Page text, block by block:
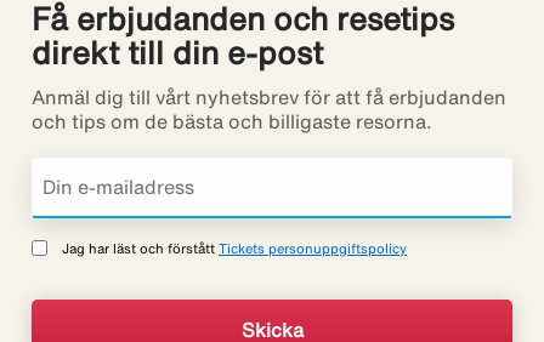
Få erbjudanden och resetips
direkt till din e-post
Anmäl dig till vårt nyhetsbrev för att få erbjudanden
och tips om de bästa och billigaste resorna.
Jag har läst och förstått Tickets personuppgiftspolicy